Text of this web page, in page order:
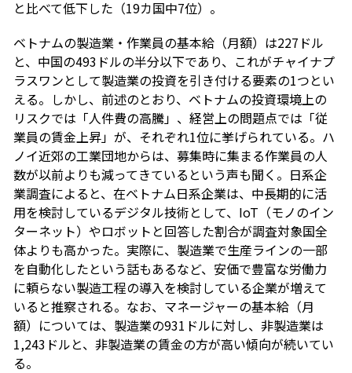
と比べて低下した（19カ国中7位）。
ベトナムの製造業・作業員の基本給（月額）は227ドル
と、中国の493ドルの半分以下であり、これがチャイナプ
ラスワンとして製造業の投資を引き付ける要素の1つとい
える。しかし、前述のとおり、ベトナムの投資環境上の
リスクでは「人件費の高騰」、経営上の問題点では「従
業員の賃金上昇」が、それぞれ1位に挙げられている。ハ
ノイ近郊の工業団地からは、募集時に集まる作業員の人
数が以前よりも減ってきているという声も聞く。日系企
業調査によると、在ベトナム日系企業は、中長期的に活
用を検討しているデジタル技術として、IoT（モノのイン
ターネット）やロボットと回答した割合が調査対象国全
体よりも高かった。実際に、製造業で生産ラインの一部
を自動化したという話もあるなど、安価で豊富な労働力
に頼らない製造工程の導入を検討している企業が増えて
いると推察される。なお、マネージャーの基本給（月
額）については、製造業の931ドルに対し、非製造業は
1,243ドルと、非製造業の賃金の方が高い傾向が続いてい
る。